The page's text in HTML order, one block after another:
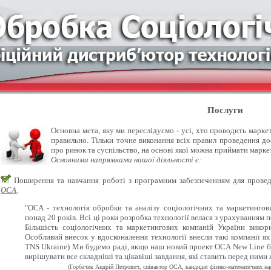
Послуги
Основна мета, яку ми переслідуємо - усі, хто проводить
правильно. Тільки точне виконання всіх правил проведення
про ринок та суспільство, на основі якої можна приймати
Основними напрямками нашої діяльності є:
Поширення та навчання роботі з програмним забезпеченням для
ОСА.
"ОСА - технологія обробки та аналізу соціологічних та
понад 20 років. Всі ці роки розробка технології велася з урахуванням
Більшість соціологічних та маркетингових компаній України
Особливий внесок у вдосконалення технології внесли такі
TNS Ukraine) Ми будемо раді, якщо наш новий проект OCA New Line
вирішувати все складніші та цікавіші завдання, які ставить перед
(Горбачик Андрій Петрович, співавтор ОСА, кандидат фізико-математичних